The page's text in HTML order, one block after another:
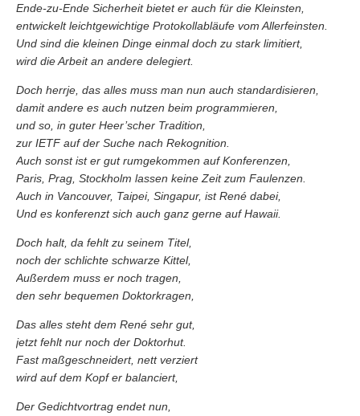
Ende-zu-Ende Sicherheit bietet er auch für die Kleinsten,
entwickelt leichtgewichtige Protokollabläufe vom Allerfeinsten.
Und sind die kleinen Dinge einmal doch zu stark limitiert,
wird die Arbeit an andere delegiert.
Doch herrje, das alles muss man nun auch standardisieren,
damit andere es auch nutzen beim programmieren,
und so, in guter Heer’scher Tradition,
zur IETF auf der Suche nach Rekognition.
Auch sonst ist er gut rumgekommen auf Konferenzen,
Paris, Prag, Stockholm lassen keine Zeit zum Faulenzen.
Auch in Vancouver, Taipei, Singapur, ist René dabei,
Und es konferenzt sich auch ganz gerne auf Hawaii.
Doch halt, da fehlt zu seinem Titel,
noch der schlichte schwarze Kittel,
Außerdem muss er noch tragen,
den sehr bequemen Doktorkragen,
Das alles steht dem René sehr gut,
jetzt fehlt nur noch der Doktorhut.
Fast maßgeschneidert, nett verziert
wird auf dem Kopf er balanciert,
Der Gedichtvortrag endet nun,